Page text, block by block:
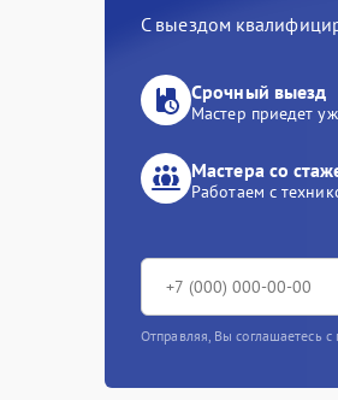
С выездом
Срочный выезд
Мастер приедет
Мастера со
Работаем с
Отправляя, Вы соглашаетесь